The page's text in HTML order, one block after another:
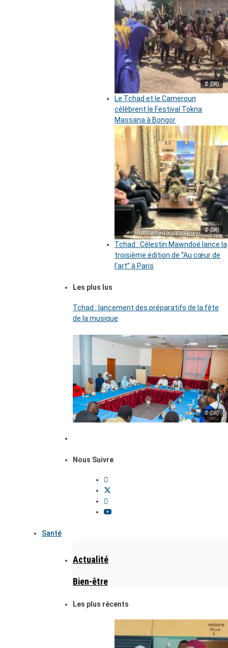
© (DR)
Le Tchad et le Cameroun
célèbrent le Festival Tokna
Massana à Bongor
© (DR)
Tchad : Célestin Mawndoé lance la
troisième édition de ‘’Au cœur de
l’art’’ à Paris
Les plus lus
Tchad : lancement des préparatifs de la fête
de la musique
© (DR)
Nous Suivre
Santé
Actualité
Bien-être
Les plus récents